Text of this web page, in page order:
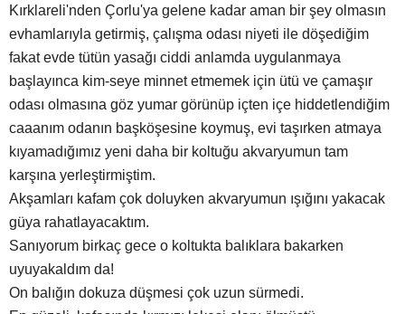
Kırklareli'nden Çorlu'ya gelene kadar aman bir şey olmasın
evhamlarıyla getirmiş, çalışma odası niyeti ile döşediğim
fakat evde tütün yasağı ciddi anlamda uygulanmaya
başlayınca kim-seye minnet etmemek için ütü ve çamaşır
odası olmasına göz yumar görünüp içten içe hiddetlendiğim
caaanım odanın başköşesine koymuş, evi taşırken atmaya
kıyamadığımız yeni daha bir koltuğu akvaryumun tam
karşına yerleştirmiştim.
Akşamları kafam çok doluyken akvaryumun ışığını yakacak
güya rahatlayacaktım.
Sanıyorum birkaç gece o koltukta balıklara bakarken
uyuyakaldım da!
On balığın dokuza düşmesi çok uzun sürmedi.